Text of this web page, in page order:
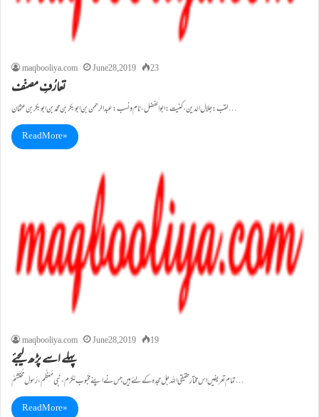
maqbooliya.com June 28, 2019 23
تعارُفِ مصنّف
لقب: جلال الدین ،کنیت:ابو الفضل ،نام ونسب:عبد الرحمن بن ابو بکر بن محمد بن ابو بکر بن عثمان…
Read More »
maqbooliya.com June 28, 2019 19
پہلے اسے پڑھ لیجئے
تمام تعریفیں اس مختارِ حقیقی اللہ جل مجدہ کے لئے ہیں جس نے اپنے مَحْبُوبِ مُکَرَّم، نَبِی مُعَظَّم،رَسولِ مُحْتَشَمْ…
Read More »